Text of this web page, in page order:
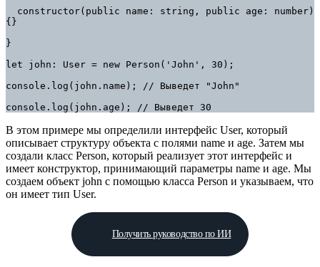
constructor(public name: string, public age: number)
{}
}
let john: User = new Person('John', 30);
console.log(john.name); // Выведет "John"
console.log(john.age); // Выведет 30
В этом примере мы определили интерфейс User, который
описывает структуру объекта с полями name и age. Затем мы
создали класс Person, который реализует этот интерфейс и
имеет конструктор, принимающий параметры name и age. Мы
создаем объект john с помощью класса Person и указываем, что
он имеет тип User.
Получить руководство по ИИ